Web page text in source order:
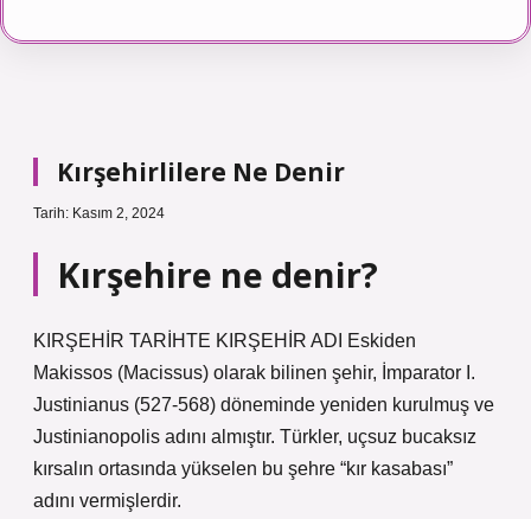
Kırşehirlilere Ne Denir
Tarih: Kasım 2, 2024
Kırşehire ne denir?
KIRŞEHİR TARİHTE KIRŞEHİR ADI Eskiden
Makissos (Macissus) olarak bilinen şehir, İmparator I.
Justinianus (527-568) döneminde yeniden kurulmuş ve
Justinianopolis adını almıştır. Türkler, uçsuz bucaksız
kırsalın ortasında yükselen bu şehre “kır kasabası”
adını vermişlerdir.